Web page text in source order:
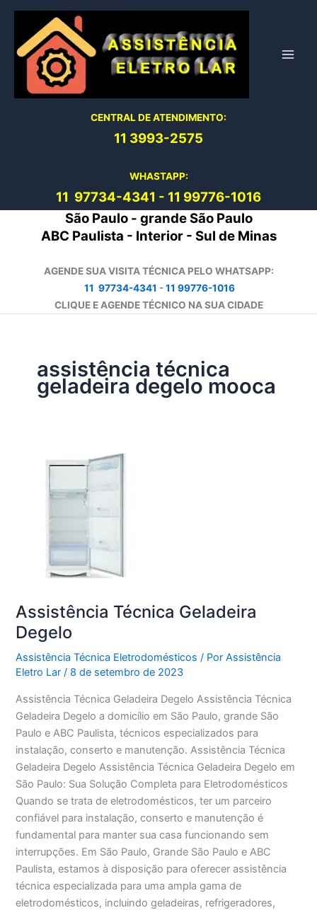
conteúdo
CENTRAL DE ATENDIMENTO:
11 3993-2575
WHASTAPP:
11 97734-4341 - 11 99776-1016
São Paulo - grande São Paulo
ABC Paulista - Interior - Sul de Minas
AGENDE SUA VISITA TÉCNICA PELO WHATSAPP:
11 97734-4341 -11 99776-1016
CLIQUE E AGENDE TÉCNICO NA SUA CIDADE
assistência técnica
geladeira degelo mooca
Assistência Técnica Geladeira
Degelo
Assistência Técnica Eletrodomésticos / PorAssistência
Eletro Lar/ 8 de setembro de 2023
Assistência Técnica Geladeira Degelo Assistência Técnica
Geladeira Degelo a domicílio em São Paulo, grande São
Paulo e ABC Paulista, técnicos especializados para
instalação, conserto e manutenção. Assistência Técnica
Geladeira Degelo Assistência Técnica Geladeira Degelo em
São Paulo: Sua Solução Completa para Eletrodomésticos
Quando se trata de eletrodomésticos, ter um parceiro
confiável para instalação, conserto e manutenção é
fundamental para manter sua casa funcionando sem
interrupções. Em São Paulo, Grande São Paulo e ABC
Paulista, estamos à disposição para oferecer assistência
técnica especializada para uma ampla gama de
eletrodomésticos, incluindo geladeiras, refrigeradores,